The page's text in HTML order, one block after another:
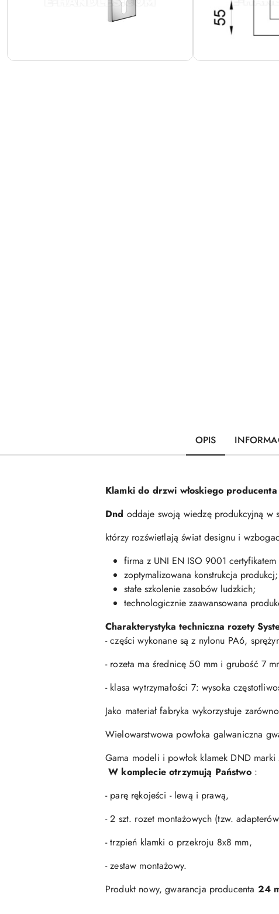
OPIS
Klamki do drzwi włoskiego
Dnd oddaje swoją wiedzę produkcyjną w
którzy rozświetlają świat designu i
firma z UNI EN ISO 9001 certyfikatem
zoptymalizowana konstrukcja produkcj;
stałe szkolenie zasobów ludzkich;
technologicznie zaawansowana
Charakterystyka techniczna rozety S
- części wykonane są z nylonu PA6,
- rozeta ma średnicę 50 mm i grubość 7
- klasa wytrzymałości 7: wysoka
Jako materiał fabryka wykorzystuje
Wielowarstwowa powłoka galwaniczna
Gama modeli i powłok klamek DND
W komplecie otrzymują Państwo:
- parę rękojeści - lewą i prawą,
- 2 szt. rozet montażowych (tzw.
- trzpień klamki o przekroju 8x8 mm,
- zestaw montażowy.
Produkt nowy, gwarancja producenta 24